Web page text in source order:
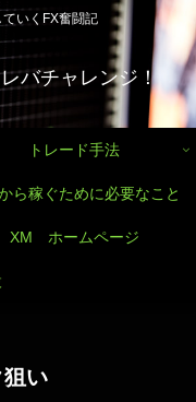
いくFX奮闘記
バチャレンジ！
トレード手法
ら稼ぐために必要なこと
XM ホームページ
い